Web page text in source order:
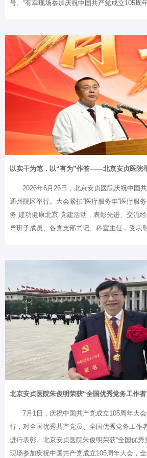
号。“有幸现场参加庆祝中国共产党成立105周
体医务人员。作为一名基层党务工作者，自己
书记的重要讲话精神，铸牢政治忠诚，永葆医
职，把对党的忠诚转化为以人民健康为中心、
的实际行动。朱俊明，1986年7月加入中国共
附属北京安贞医院党委委员、心脏外科中心党
医学中心主任兼主动脉外科…
2026年6月26日，北京安贞医院庆祝中国
通州院区举行。大会紧扣“医疗服务年”医疗服
务 建功健康北京”党建活动，表彰先进、交流
导班子成员、各党支部书记、科室主任，受表
和国国歌》声中拉开帷幕。党委书记潘军华在
五五”开局之年，北京率先基本实现社会主义
党105周年之际，全院正在深入开展树立和践
全院上下深耕“医疗服务年”专项行动，构建人
的医疗服务模…
北京安贞医院朱俊明荣获“全国优秀党务工作
7月1日，庆祝中国共产党成立105周年大
行，对全国优秀共产党员、全国优秀党务工作
进行表彰。北京安贞医院朱俊明荣获“全国优秀
现场参加庆祝中国共产党成立105周年大会，